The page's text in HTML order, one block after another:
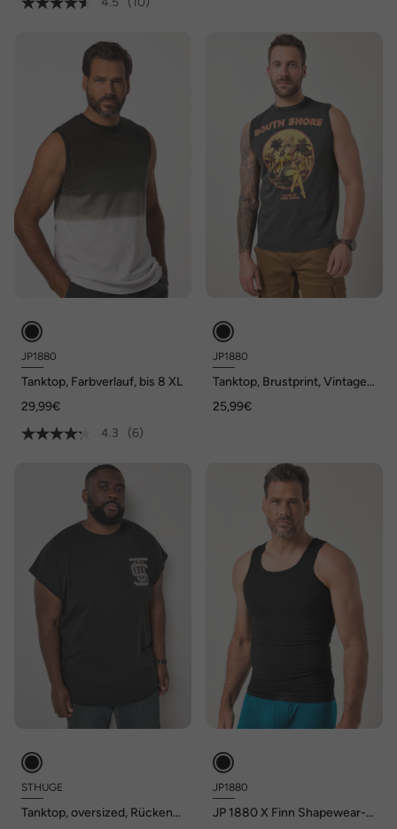
JP1880
Tanktop, Farbverlauf, bis 8 XL
29,99€
4.3
(6)
JP1880
Tanktop, Brustprint, Vintage
25,99€
STHUGE
Tanktop, oversized, Rücken-
JP1880
JP 1880 X Finn Shapewear-